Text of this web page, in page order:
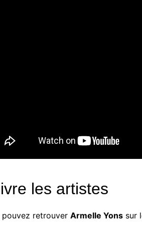
les artistes
pouvez retrouver Armelle Yons sur